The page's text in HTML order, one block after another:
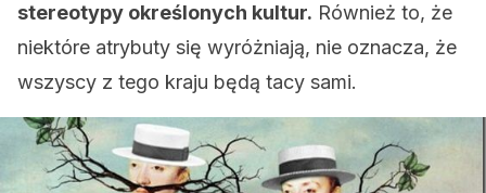
stereotypy określonych kultur. Również to, że
niektóre atrybuty się wyróżniają, nie oznacza, że
wszyscy z tego kraju będą tacy sami.